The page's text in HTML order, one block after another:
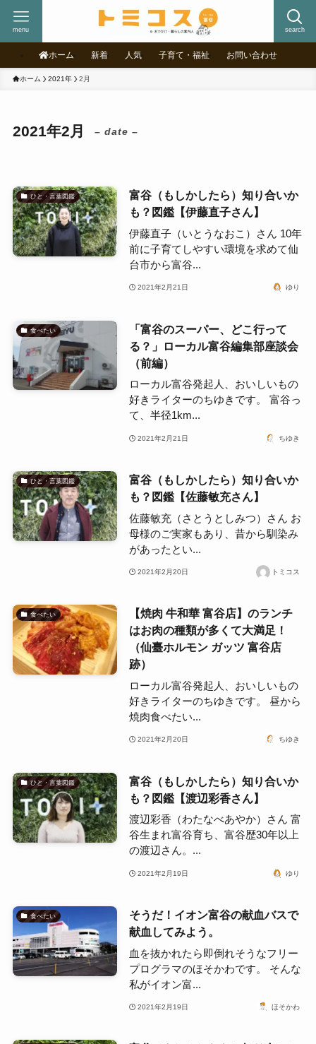
search
menu
ホーム 新着 人気 子育て・福祉 お問い合わせ
ホーム 2021年 2月
2021年2月 – date –
ひと・言葉図鑑
富谷（もしかしたら）知り合いか
も？図鑑【伊藤直子さん】
伊藤直子（いとうなおこ）さん 10年
前に子育てしやすい環境を求めて仙
台市から富谷...
2021年2月21日 ゆり
食べたい
「富谷のスーパー、どこ行って
る？」ローカル富谷編集部座談会
（前編）
ローカル富谷発起人、おいしいもの
好きライターのちゆきです。 富谷っ
て、半径1km...
2021年2月21日 ちゆき
ひと・言葉図鑑
富谷（もしかしたら）知り合いか
も？図鑑【佐藤敏充さん】
佐藤敏充（さとうとしみつ）さん お
母様のご実家もあり、昔から馴染み
があったとい...
2021年2月20日 トミコス
食べたい
【焼肉 牛和華 富谷店】のランチ
はお肉の種類が多くて大満足！
（仙臺ホルモン ガッツ 富谷店
跡）
ローカル富谷発起人、おいしいもの
好きライターのちゆきです。 昼から
焼肉食べたい...
2021年2月20日 ちゆき
ひと・言葉図鑑
富谷（もしかしたら）知り合いか
も？図鑑【渡辺彩香さん】
渡辺彩香（わたなべあやか）さん 富
谷生まれ富谷育ち、富谷歴30年以上
の渡辺さん。...
2021年2月19日 ゆり
食べたい
そうだ！イオン富谷の献血バスで
献血してみよう。
血を抜かれたら即倒れそうなフリー
プログラマのほそかわです。 そんな
私がイオン富...
2021年2月19日 ほそかわ